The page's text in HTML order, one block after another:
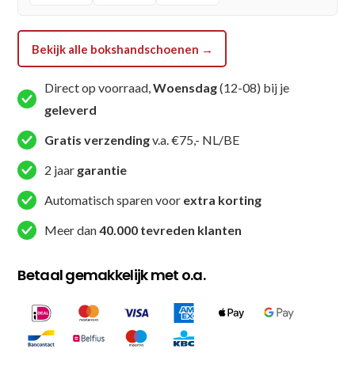
Bekijk alle bokshandschoenen →
Direct op voorraad,Woensdag(12-08) bij je
geleverd
Gratis verzendingv.a. €75,- NL/BE
2 jaar garantie
Automatisch sparen voor extra korting
Meer dan40.000 tevreden klanten
Betaal gemakkelijk met o.a.